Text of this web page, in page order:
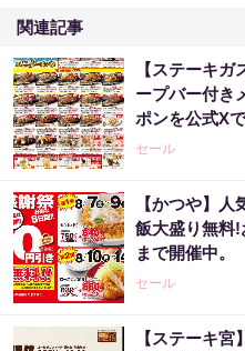
関連記事
【ステーキ
ープバー付き
ポンを公式X
セール
【かつや】
飯大盛り無料!
まで開催中。
セール
【ステーキ